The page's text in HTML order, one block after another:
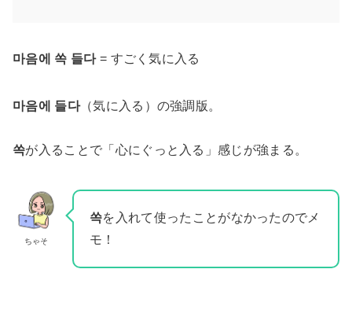
마음에 쏙 들다= すごく気に入る
마음에 들다（気に入る）の強調版。
쏙が入ることで「心にぐっと入る」感じが強まる。
ちゃそ
쏙を入れて使ったことがなかったのでメ
モ！